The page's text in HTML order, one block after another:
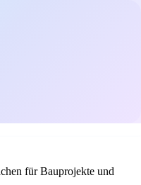
für Bauprojekte und